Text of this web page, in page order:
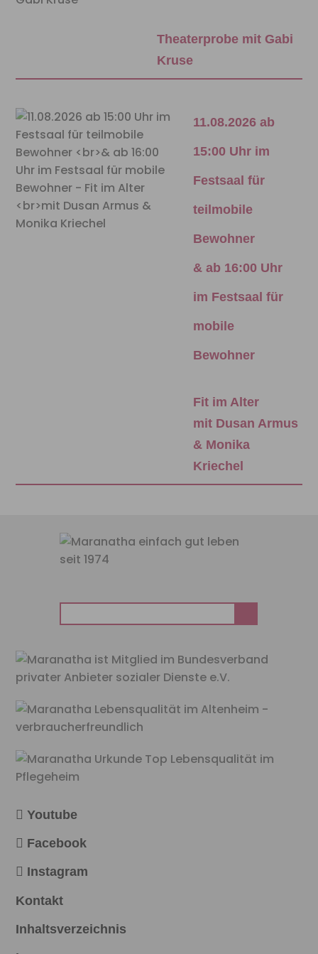
Theaterprobe mit Gabi
Kruse
11.08.2026 ab
15:00 Uhr im
Festsaal für
teilmobile
Bewohner
& ab 16:00 Uhr
im Festsaal für
mobile
Bewohner
Fit im Alter
mit Dusan Armus
& Monika
Kriechel
nach:
Youtube
Facebook
Instagram
Kontakt
Inhaltsverzeichnis